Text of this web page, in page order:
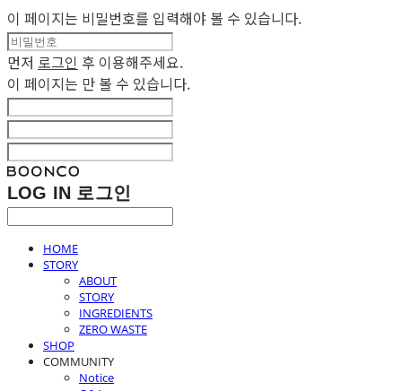
이 페이지는 비밀번호를 입력해야 볼 수 있습니다.
먼저 로그인 후 이용해주세요.
이 페이지는 만 볼 수 있습니다.
LOG IN 로그인
HOME
STORY
ABOUT
STORY
INGREDIENTS
ZERO WASTE
SHOP
COMMUNITY
Notice